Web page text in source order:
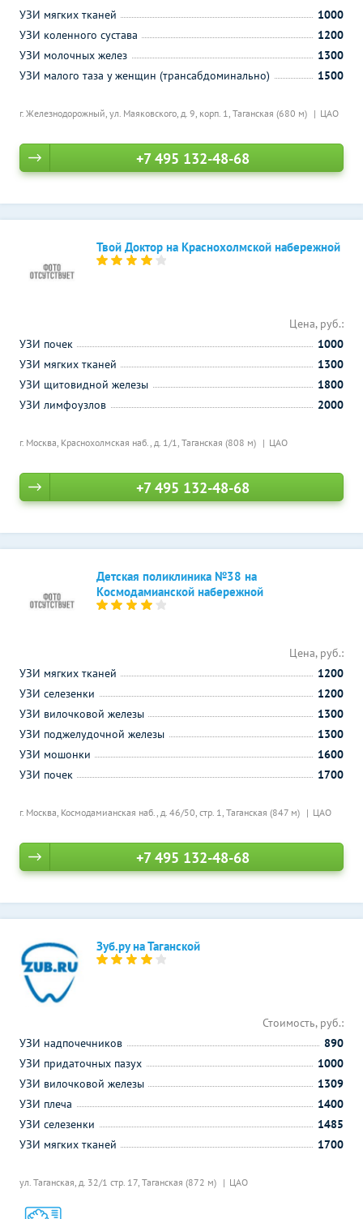
г. Железнодорожный, ул. Маяковского, д. 9, корп. 1, Таганская (680 м) ЦАО
УЗИ мягких тканей
1000
УЗИ коленного сустава
1200
УЗИ молочных желез
1300
УЗИ малого таза у женщин (трансабдоминально)
1500
+7 495 132-48-68
Твой Доктор на Краснохолмской набережной
г. Москва, Краснохолмская наб., д. 1/1, Таганская (808 м) ЦАО
Цена, руб.:
УЗИ почек
1000
УЗИ мягких тканей
1300
УЗИ щитовидной железы
1800
УЗИ лимфоузлов
2000
+7 495 132-48-68
Детская поликлиника №38 на
Космодамианской набережной
г. Москва, Космодамианская наб., д. 46/50, стр. 1, Таганская (847 м) ЦАО
Цена, руб.:
УЗИ мягких тканей
1200
УЗИ селезенки
1200
УЗИ вилочковой железы
1300
УЗИ поджелудочной железы
1300
УЗИ мошонки
1600
УЗИ почек
1700
+7 495 132-48-68
Зуб.ру на Таганской
ул. Таганская, д. 32/1 стр. 17, Таганская (872 м) ЦАО
Стоимость, руб.:
УЗИ надпочечников
890
УЗИ придаточных пазух
1000
УЗИ вилочковой железы
1309
УЗИ плеча
1400
УЗИ селезенки
1485
УЗИ мягких тканей
1700